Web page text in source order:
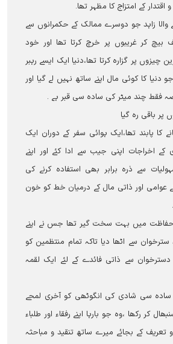
کے امتزاج کا مظہر تھا۔
والا زاہد جو دوسرے ممالک کے حکمرانوں سے
بیچ کر غریبوں پر خرچ کرتا تھا اور خود
چیزوں پر گزارہ کرتا تھا،دنیا ایک ایسے رہبر
دنیا کا کوئی مال اپنے ساتھ نہیں لے گیا اور
فقط چند میٹر کی سادہ سی قبر ہے ۔
پر باقی رہ گیا
کا پابند تھا،ایک ہوائی سفر کے دوران ایک
کے اخراجات اپنی جیب سے ادا کئے اور اپنے
سے ذرہ برابر بھی استفادہ کرنے کی
عوامی اور ذاتی مال کے درمیان خط کو خون
میں بہت سخت گیر تھا جس نے اپنے
سترخوان سے اٹھا دیا تاکہ تمام منتظمین کو
سے ذاتی فائدے کے لئے ایک لقمہ
نے 1964 کی سادہ سی شادی کی انگوٹھی کو آخری لمحے
کر رکھا ،وہ جو بارہا اپنے رفقاء اور طلباء
تعریف کے بجائے میرے ساتھ تنقید و مباحثہ